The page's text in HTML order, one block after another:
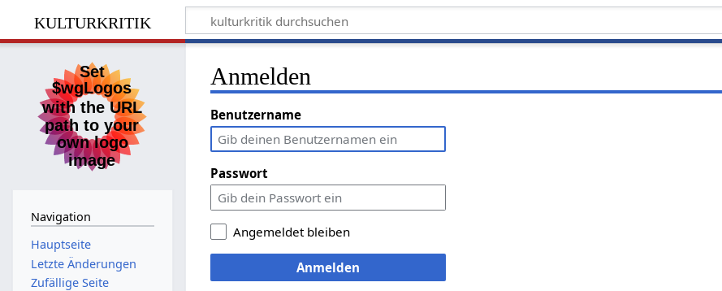
kulturkritik
Anmelden
Benutzername
Passwort
Angemeldet bleiben
Anmelden
Navigation
Hauptseite
Letzte Änderungen
Zufällige Seite